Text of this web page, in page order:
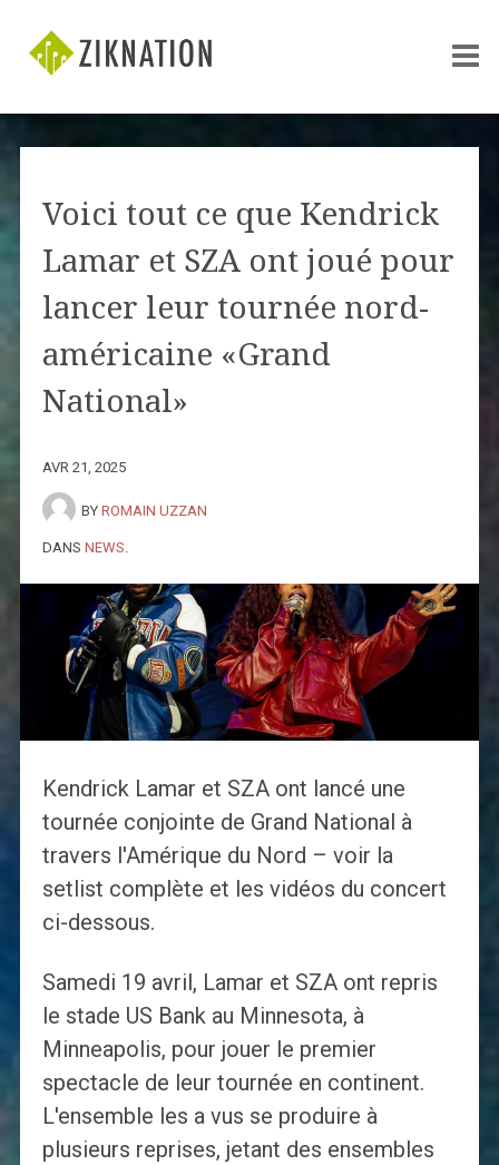
Voici tout ce que Kendrick
Lamar et SZA ont joué pour
lancer leur tournée nord-
américaine «Grand
National»
AVR 21, 2025
BY ROMAIN UZZAN
DANS NEWS
Kendrick Lamar et SZA ont lancé une
tournée conjointe de Grand National à
travers l'Amérique du Nord – voir la
setlist complète et les vidéos du concert
ci-dessous.
Samedi 19 avril, Lamar et SZA ont repris
le stade US Bank au Minnesota, à
Minneapolis, pour jouer le premier
spectacle de leur tournée en continent.
L'ensemble les a vus se produire à
plusieurs reprises, jetant des ensembles